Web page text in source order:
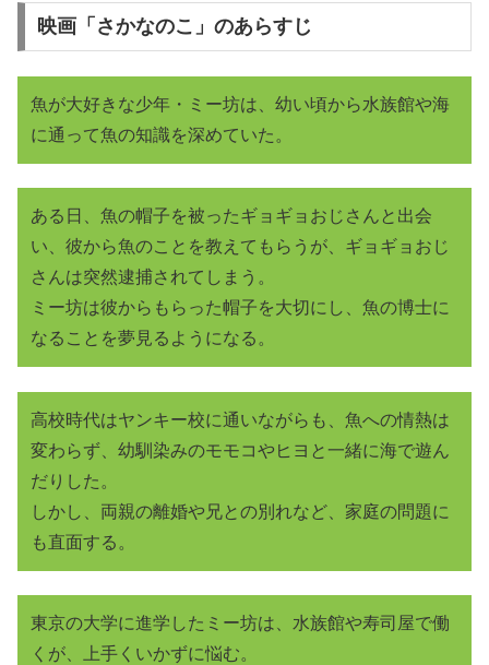
映画「さかなのこ」のあらすじ
魚が大好きな少年・ミー坊は、幼い頃から水族館や海
に通って魚の知識を深めていた。
ある日、魚の帽子を被ったギョギョおじさんと出会
い、彼から魚のことを教えてもらうが、ギョギョおじ
さんは突然逮捕されてしまう。
ミー坊は彼からもらった帽子を大切にし、魚の博士に
なることを夢見るようになる。
高校時代はヤンキー校に通いながらも、魚への情熱は
変わらず、幼馴染みのモモコやヒヨと一緒に海で遊ん
だりした。
しかし、両親の離婚や兄との別れなど、家庭の問題に
も直面する。
東京の大学に進学したミー坊は、水族館や寿司屋で働
くが、上手くいかずに悩む。